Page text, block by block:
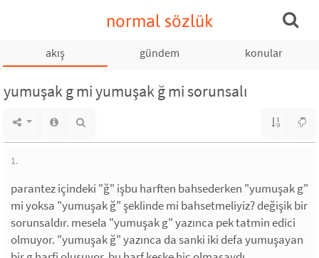
normal sözlük
akış gündem konular
yumuşak g mi yumuşak ğ mi sorunsalı
1.
parantez içindeki "ğ" işbu harften bahsederken "yumuşak g"
mi yoksa "yumuşak ğ" şeklinde mi bahsetmeliyiz? değişik bir
sorunsaldır. mesela "yumuşak g" yazınca pek tatmin edici
olmuyor. "yumuşak ğ" yazınca da sanki iki defa yumuşayan